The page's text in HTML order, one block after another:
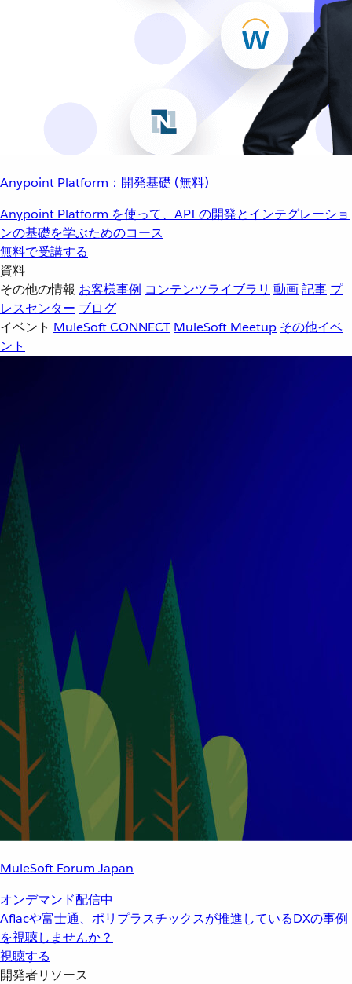
Anypoint Platform：開発基礎 (無料)
Anypoint Platform を使って、API の開発とインテグレーショ
ンの基礎を学ぶためのコース
無料で受講する
資料
その他の情報 お客様事例 コンテンツライブラリ 動画記事 プ
レスセンター ブログ
イベント MuleSoft CONNECT MuleSoft Meetup その他イベ
ント
MuleSoft Forum Japan
オンデマンド配信中
Aflacや富士通、ポリプラスチックスが推進しているDXの事例
を視聴しませんか？
視聴する
開発者リソース